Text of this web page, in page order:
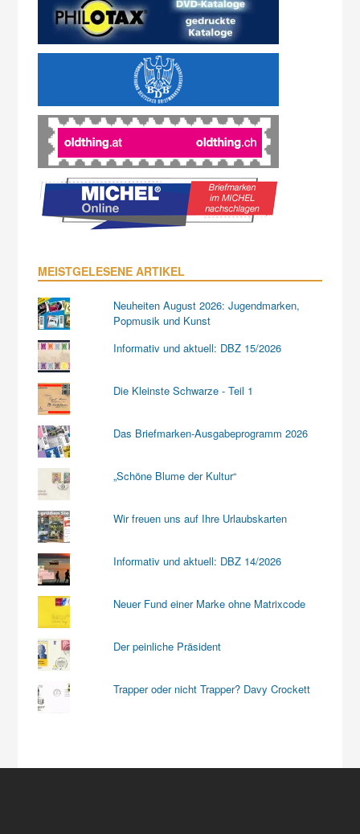
MEISTGELESENE ARTIKEL
Neuheiten August 2026: Jugendmarken,
Popmusik und Kunst
Informativ und aktuell: DBZ 15/2026
Die Kleinste Schwarze - Teil 1
Das Briefmarken-Ausgabeprogramm 2026
„Schöne Blume der Kultur“
Wir freuen uns auf Ihre Urlaubskarten
Informativ und aktuell: DBZ 14/2026
Neuer Fund einer Marke ohne Matrixcode
Der peinliche Präsident
Trapper oder nicht Trapper? Davy Crockett